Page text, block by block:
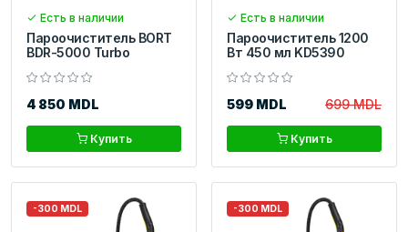
Есть в наличии
Пароочиститель BORT
BDR-5000 Turbo
4 850 MDL
Купить
Есть в наличии
Пароочиститель 1200
Вт 450 мл KD5390
599 MDL 699 MDL
Купить
-300 MDL -300 MDL